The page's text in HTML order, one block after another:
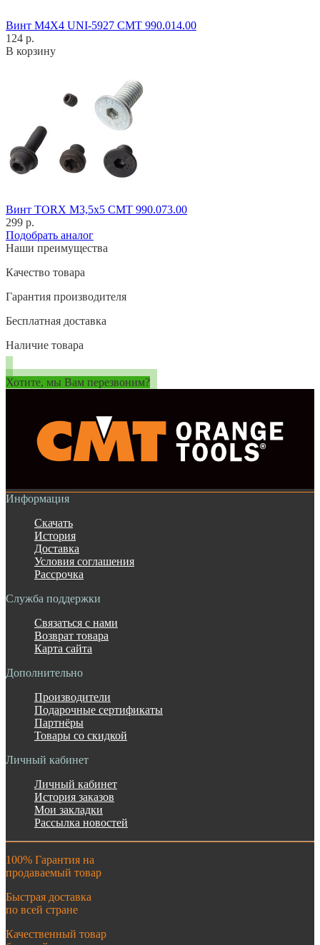
Винт M4X4 UNI-5927 CMT 990.014.00
124 р.
В корзину
Винт TORX M3,5x5 CMT 990.073.00
299 р.
Подобрать аналог
Наши преимущества
Качество товара
Гарантия производителя
Бесплатная доставка
Наличие товара
Хотите, мы Вам перезвоним?
Информация
Скачать
История
Доставка
Условия соглашения
Рассрочка
Служба поддержки
Связаться с нами
Возврат товара
Карта сайта
Дополнительно
Производители
Подарочные сертификаты
Партнёры
Товары со скидкой
Личный кабинет
Личный кабинет
История заказов
Мои закладки
Рассылка новостей
100% Гарантия на
продаваемый товар
Быстрая доставка
по всей стране
Качественный товар